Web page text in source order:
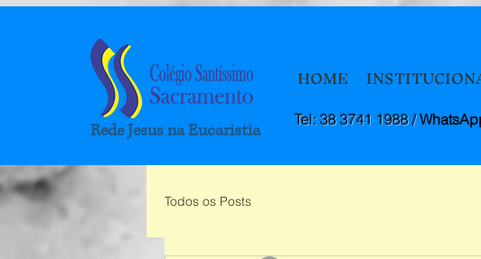
Rede Jesus na Eucaristia
HOME
Tel: 38 3741 1988 /
Todos os Posts